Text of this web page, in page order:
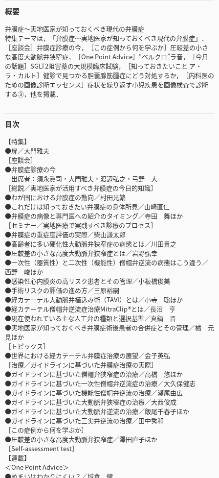
概要
弁膜症～実地医家が知っておくべき現代の弁膜症
特集テーマは，「弁膜症～実地医家が知っておくべき現代の弁膜症」．
［座談会］弁膜症診療の今，［この症例から何を学ぶか］圧較差の小さ
な高度大動脈弁狭窄症，［One Point Advice］“ベルクロ”ラ音，［今月
の話題］SGLT2阻害薬の大規模臨床試験，［知っておきたいこと ア・
ラ・カルト］健診で見つかる胆囊腺筋腫症にどう対処するか，［内科医の
ための画像診断エッセンス］症状を繰り返す小児疾患を画像検査で診断
する③，他を掲載．
目次
【特集】
●扉／大門雅夫
［座談会］
●弁膜症診療の今
出席者：須永眞司・大門雅夫・渡辺弘之・弓野 大
［総説／実地医家が活用すべき弁膜症の今日的知識］
●わが国における弁膜症の動向／村田光繁
●これだけは知っておきたい弁膜症の身体所見／山崎直仁
●弁膜症の病像と専門医への紹介のタイミング／寺田 舞ほか
［セミナー／実地医療で実践すべき診療のプロセス］
●弁膜症の重症度評価の実際／柴山謙太郎
●高齢者に多い硬化性大動脈弁狭窄症の病態とは／川田貴之
●圧較差の小さな高度大動脈弁狭窄症とは／岩野弘幸
●一次性（器質性）と二次性（機能性）僧帽弁逆流の病態はこう違う／
西野 峻ほか
●感染性心内膜炎の高リスク患者とその管理／小板橋俊美
●手術リスクの評価の進め方／三原裕嗣
●経カテーテル大動脈弁植込み術（TAVI）とは／小寺 聡ほか
●経カテーテル僧帽弁逆流症治療MitraClip ®とは／長沼 亨
●現在使われている主な人工弁の種類と選択基準／真鍋 晋
●実地医家が知っておくべき弁膜症術後患者の合併症とその管理／橘 元
見ほか
［トピックス］
●世界における経カテーテル弁膜症治療の展望／金子英弘
［治療／ガイドラインに基づいた弁膜症治療の実際］
●ガイドラインに基づいた僧帽弁狭窄症の治療／高橋 悠ほか
●ガイドラインに基づいた一次性僧帽弁逆流症の治療／大久保健志
●ガイドラインに基づいた機能性僧帽弁逆流の治療／瀬尾由広
●ガイドラインに基づいた大動脈弁狭窄症の治療／大西俊成
●ガイドラインに基づいた大動脈弁逆流の治療／飯尾千春子ほか
●ガイドラインに基づいた三尖弁逆流の治療／田中秀和
［この症例から何を学ぶか］
●圧較差の小さな高度大動脈弁狭窄症／澤田直子ほか
［Self-assessment test］
【連載】
＜One Point Advice＞